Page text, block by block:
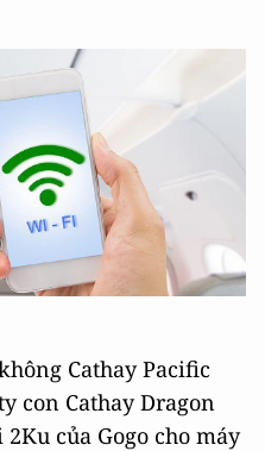
Cathay Pacific
con Cathay Dragon
của Gogo cho máy